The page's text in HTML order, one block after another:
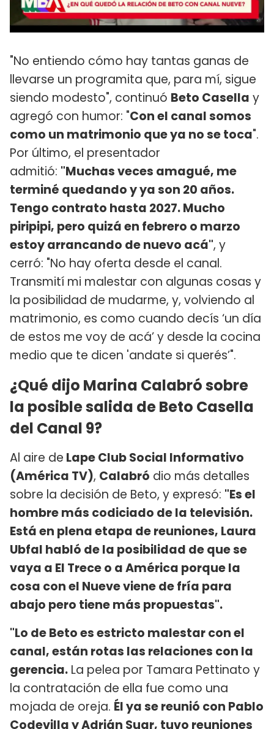
"No entiendo cómo hay tantas ganas de
llevarse un programita que, para mí, sigue
siendo modesto", continuó Beto Casella y
agregó con humor: "Con el canal somos
como un matrimonio que ya no se toca".
Por último, el presentador
admitió: "Muchas veces amagué, me
terminé quedando y ya son 20 años.
Tengo contrato hasta 2027. Mucho
piripipi, pero quizá en febrero o marzo
estoy arrancando de nuevo acá", y
cerró: "No hay oferta desde el canal.
Transmití mi malestar con algunas cosas y
la posibilidad de mudarme, y, volviendo al
matrimonio, es como cuando decís ‘un día
de estos me voy de acá’ y desde la cocina
medio que te dicen 'andate si querés’".
¿Qué dijo Marina Calabró sobre
la posible salida de Beto Casella
del Canal 9?
Al aire de Lape Club Social Informativo
(América TV), Calabró dio más detalles
sobre la decisión de Beto, y expresó: "Es el
hombre más codiciado de la televisión.
Está en plena etapa de reuniones, Laura
Ubfal habló de la posibilidad de que se
vaya a El Trece o a América porque la
cosa con el Nueve viene de fría para
abajo pero tiene más propuestas".
"Lo de Beto es estricto malestar con el
canal, están rotas las relaciones con la
gerencia. La pelea por Tamara Pettinato y
la contratación de ella fue como una
mojada de oreja. Él ya se reunió con Pablo
Codevilla y Adrián Suar, tuvo reuniones